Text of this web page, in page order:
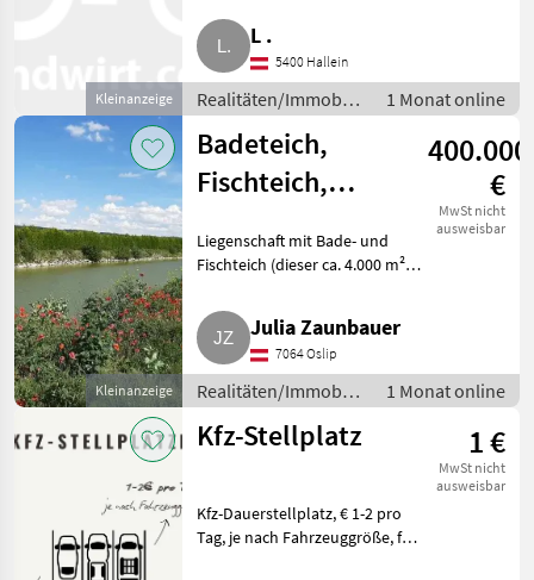
Kleinanzeige
L .
5400 Hallein
Realitäten/Immobilien
/ Sonstige
Immobilien
1 Monat online
Kleinanzeige
Badeteich,
Fischteich,
400.000
€
MwSt nicht
ausweisbar
Liegenschaft mit Bade- und
Fischteich (dieser ca. 4.000 m²)
(über 100 verschiedene Bäume),
Gesamtfläche: mehr als 1 ha.
Badehütte mit zwei Zimm
Julia Zaunbauer
7064 Oslip
Realitäten/Immobilien
/ Sonstige
Immobilien
1 Monat online
Kfz-Stellplatz 1 €
MwSt nicht
ausweisbar
Kfz-Dauerstellplatz, € 1-2 pro
Tag, je nach Fahrzeuggröße, für